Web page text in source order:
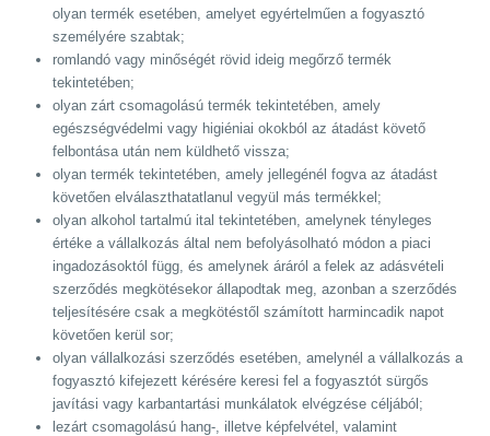
olyan termék esetében, amelyet egyértelműen a fogyasztó
személyére szabtak;
romlandó vagy minőségét rövid ideig megőrző termék
tekintetében;
olyan zárt csomagolású termék tekintetében, amely
egészségvédelmi vagy higiéniai okokból az átadást követő
felbontása után nem küldhető vissza;
olyan termék tekintetében, amely jellegénél fogva az átadást
követően elválaszthatatlanul vegyül más termékkel;
olyan alkohol tartalmú ital tekintetében, amelynek tényleges
értéke a vállalkozás által nem befolyásolható módon a piaci
ingadozásoktól függ, és amelynek áráról a felek az adásvételi
szerződés megkötésekor állapodtak meg, azonban a szerződés
teljesítésére csak a megkötéstől számított harmincadik napot
követően kerül sor;
olyan vállalkozási szerződés esetében, amelynél a vállalkozás a
fogyasztó kifejezett kérésére keresi fel a fogyasztót sürgős
javítási vagy karbantartási munkálatok elvégzése céljából;
lezárt csomagolású hang-, illetve képfelvétel, valamint